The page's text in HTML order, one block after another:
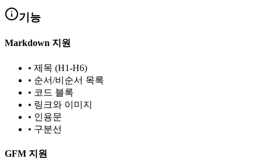
기능
Markdown 지원
• 제목 (H1-H6)
• 순서/비순서 목록
• 코드 블록
• 링크와 이미지
• 인용문
• 구분선
GFM 지원